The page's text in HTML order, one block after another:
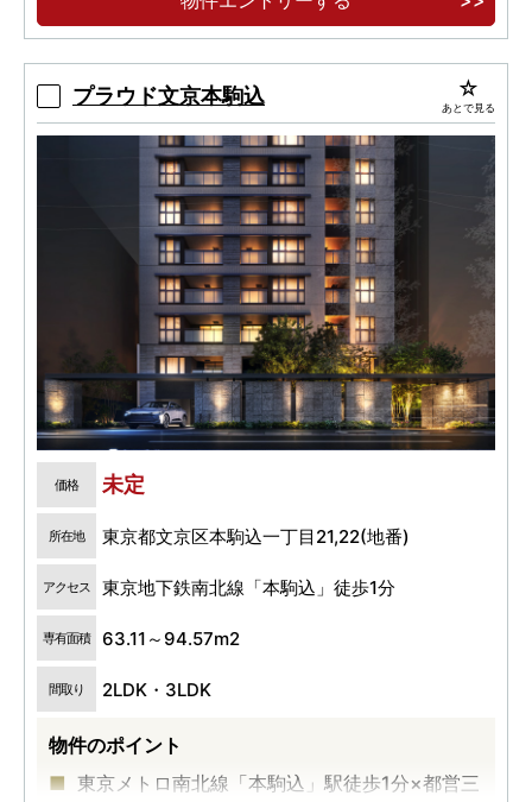
プラウド文京本駒込 あとで見る
価格 未定
所在地 東京都文京区本駒込一丁目21,22(地番)
アクセス 東京地下鉄南北線「本駒込」徒歩1分
専有面積 63.11～94.57m2
間取り 2LDK・3LDK
物件のポイント
東京メトロ南北線「本駒込」駅徒歩1分×都営三